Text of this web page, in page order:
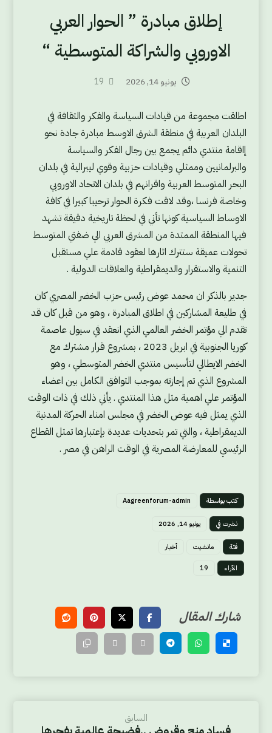
إطلاق مبادرة ” الحوار العربي
الاوروبي والشراكة المتوسطية “
يونيو 14, 2026 19
اطلقت مجموعة من قيادات السياسة والفكر والثقافة في
البلدان العربية في منطقة الشرق الاوسط مبادرة جادة نحو
إاقامة منتدي دائم يجمع بين رجال الفكر والسياسة
والبرلمانيين وممثلي وقيادات حزبية وقوي ليبرالية في بلدان
البحر المتوسط العربية واقرانهم في بلدان الاتحاد الاوروبي
وخاصة فرنسا ،وقد لاقت فكرة الحوار ترحيبا كبيرا في كافة
الاوساط السياسية كونها تأتي في لحظة تاريخية دقيقة تشهد
فيها المنطقة الممتدة من المشرق العربي الي ضفتي المتوسط
تحولات عميقة ستترك اثارها لعقود قادمة علي مستقبل
التنمية والاستقرار والديمقراطية والعلاقات الدولية .
جدير بالذكر ان محمد عوض رئيس حزب الخضر المصري كان
في طليعة المشاركين في اطلاق المبادرة ، وهو من قبل كان قد
تقدم الي مؤتمر الخضر العالمي الذي انعقد في سيول عاصمة
كوريا الجنوبية في ابريل 2023 ، بمشروع قرار مشترك مع
الخضر الايطالي لتأسيس منتدي الخضر المتوسطي ، وهو
المشروع الذي تم إجازته بموجب التوافق الكامل بين اعضاء
المؤتمر علي اهمية مثل هذا المنتدي . يأتي ذلك في ذات الوقت
الذي يمثل فيه عوض الخضر في مجلس امناء الحركة المدنية
الديمقراطية ، والتي تمر بتحديات عديدة بإعتبارها تمثل القطاع
الرئيسي للمعارضة المصرية في الوقت الراهن في مصر .
كتب بواسطة Aagreenforum-admin
نشرت في يونيو 14, 2026
فئة مانشيت أخبار
الآراء 19
السابق